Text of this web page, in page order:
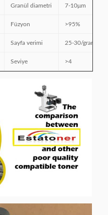
Granül diametri 7-10μm
Füzyon >95%
Sayfa verimi 25-30/gram
Seviye >4